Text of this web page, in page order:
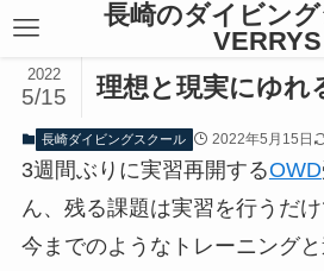
長崎のダイビン
VERRYS
理想と現実にゆれ
2022
5/15
長崎ダイビングスクール 2022年5月15日
3週間ぶりに実習再開するOWD
ん、残る課題は実習を行うだ
今までのようなトレーニング